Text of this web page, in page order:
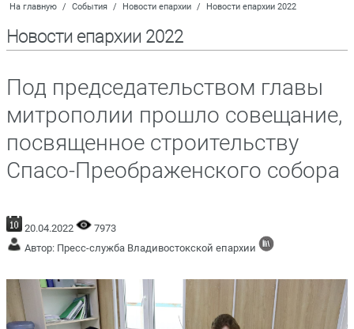
На главную / События / Новости епархии / Новости епархии 2022
Новости епархии 2022
Под председательством главы
митрополии прошло совещание,
посвященное строительству
Спасо-Преображенского собора
20.04.2022
7973
Автор: Пресс-служба Владивостокской епархии